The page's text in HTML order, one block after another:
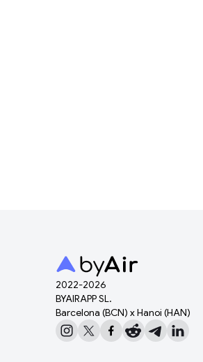
2022-2026
BYAIRAPP SL.
Barcelona (BCN) x Hanoi (HAN)